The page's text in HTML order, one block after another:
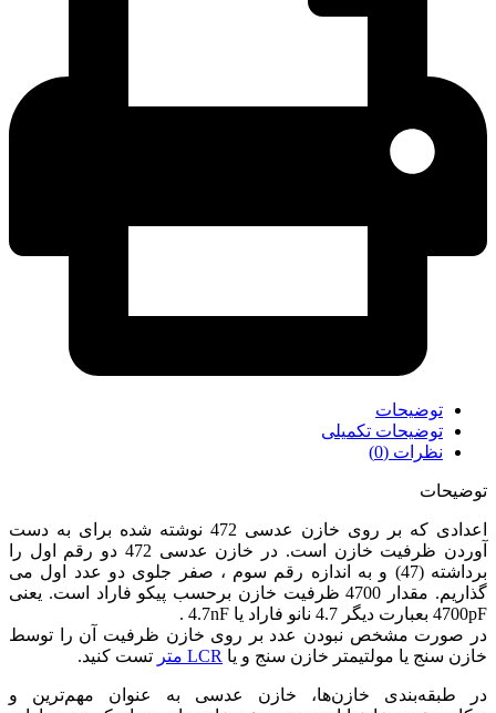
توضیحات
توضیحات تکمیلی
نظرات (0)
توضیحات
اعدادی که بر روی خازن عدسی 472 نوشته شده برای به دست
آوردن ظرفیت خازن است. در خازن عدسی 472 دو رقم اول را
برداشته (47) و به اندازه رقم سوم ، صفر جلوی دو عدد اول می
گذاریم. مقدار 4700 ظرفیت خازن برحسب پیکو فاراد است. یعنی
4700pF بعبارت دیگر 4.7 نانو فاراد یا 4.7nF .
در صورت مشخص نبودن عدد بر روی خازن ظرفیت آن را توسط
خازن سنج یا مولتیمتر خازن سنج و یا LCR متر تست کنید.
در طبقه‌بندی خازن‌ها، خازن عدسی به عنوان مهم‌ترین و